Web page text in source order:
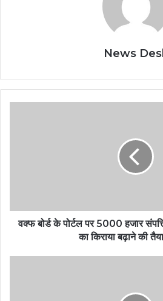
News
वक्फ बोर्ड के पोर्टल पर 5000 हजार
का किराया बढ़ाने की